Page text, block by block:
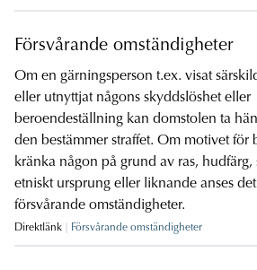
Försvårande omständigheter
Om en gärningsperson t.ex. visat
eller utnyttjat någons skyddslöshet eller
beroendeställning kan domstolen ta
den bestämmer straffet. Om motivet för
kränka någon på grund av ras,
etniskt ursprung eller liknande anses
försvårande omständigheter.
Direktlänk Försvårande omständigheter